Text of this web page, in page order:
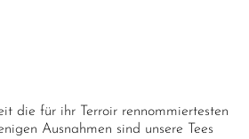
die für ihr Terroir rennommiertesten
Ausnahmen sind unsere Tees